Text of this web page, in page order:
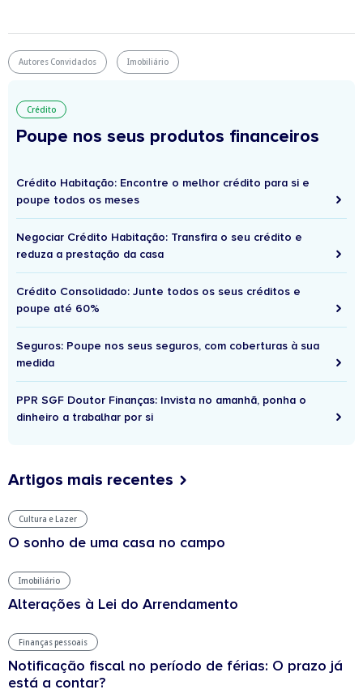
Autores Convidados Imobiliário
Crédito
Poupe nos seus produtos financeiros
Crédito Habitação: Encontre o melhor crédito para si e
poupe todos os meses
Negociar Crédito Habitação: Transfira o seu crédito e
reduza a prestação da casa
Crédito Consolidado: Junte todos os seus créditos e
poupe até 60%
Seguros: Poupe nos seus seguros, com coberturas à sua
medida
PPR SGF Doutor Finanças: Invista no amanhã, ponha o
dinheiro a trabalhar por si
Artigos mais recentes
Cultura e Lazer
O sonho de uma casa no campo
Imobiliário
Alterações à Lei do Arrendamento
Finanças pessoais
Notificação fiscal no período de férias: O prazo já
está a contar?